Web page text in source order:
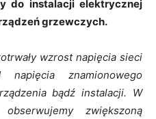
do instalacji elektrycznej
grzewczych.
wzrost napięcia sieci
znamionowego
bądź instalacji. W
zwiększoną